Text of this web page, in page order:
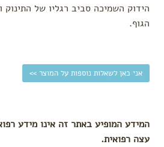
הידוק השמיכה סביב רגליו של
הגוף.
אני כאן לשאלות נוספות על המוצר >>
המידע המופיע באתר זה אינו מידע
עצה רפואית.